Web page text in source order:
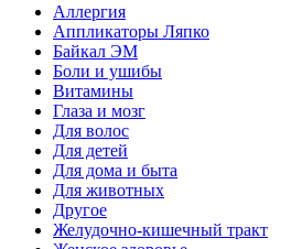
Аллергия
Аппликаторы Ляпко
Байкал ЭМ
Боли и ушибы
Витамины
Глаза и мозг
Для волос
Для детей
Для дома и быта
Для животных
Другое
Желудочно-кишечный тракт